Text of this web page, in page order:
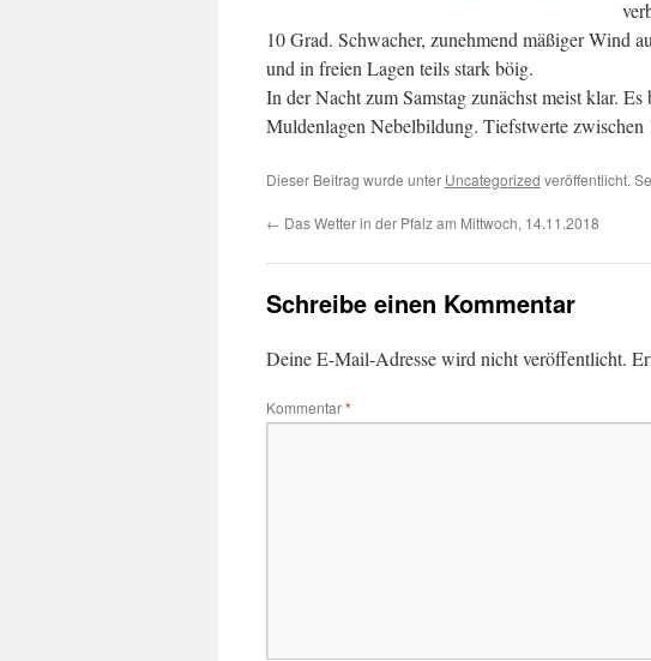
10 Grad. Schwacher, zunehmend mäßiger Wind
und in freien Lagen teils stark böig.
In der Nacht zum Samstag zunächst meist klar.
Muldenlagen Nebelbildung. Tiefstwerte zwischen
Dieser Beitrag wurde unter Uncategorized veröffentlicht.
← Das Wetter in der Pfalz am Mittwoch, 14.11.2018
Schreibe einen Kommentar
Deine E-Mail-Adresse wird nicht veröffentlicht.
Kommentar*